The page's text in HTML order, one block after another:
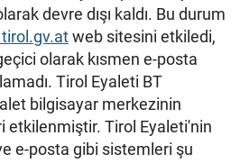
devre dışı kaldı. Bu durum
web sitesini etkiledi,
olarak kısmen e-posta
Tirol Eyaleti BT
bilgisayar merkezinin
etkilenmiştir. Tirol Eyaleti'nin
e-posta gibi sistemleri şu